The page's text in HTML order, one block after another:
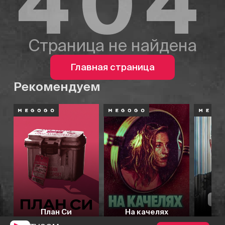
Страница не найдена
Главная страница
Рекомендуем
План Си На качелях